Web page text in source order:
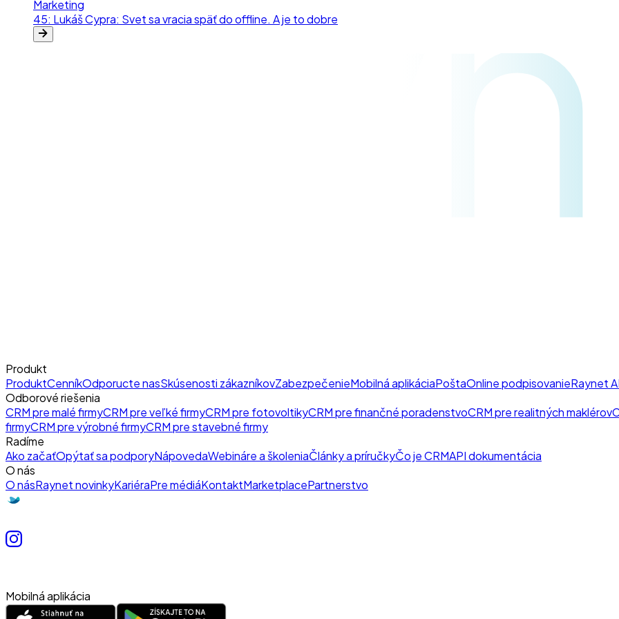
Marketing
45: Lukáš Cypra: Svet sa vracia späť do offline. A je to dobre
Produkt
ProduktCenníkOdporucte nasSkúsenosti zákazníkovZabezpečenieMobilná aplikáciaPoštaOnline podpisovanieRaynet
Odborové riešenia
CRM pre malé firmyCRM pre veľké firmyCRM pre fotovoltikyCRM pre finančné poradenstvoCRM pre realitných maklérov
firmyCRM pre výrobné firmyCRM pre stavebné firmy
Radíme
Ako začaťOpýtať sa podporyNápovedaWebináre a školeniaČlánky a príručkyČo je CRMAPI dokumentácia
O nás
O násRaynet novinkyKariéraPre médiáKontaktMarketplacePartnerstvo
Mobilná aplikácia